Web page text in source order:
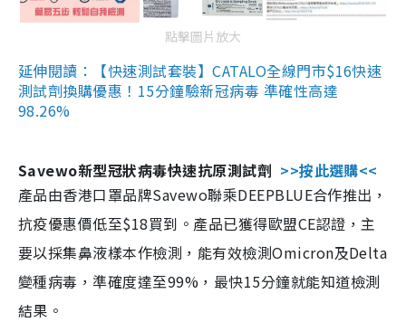
點擊圖片放大
延伸閱讀：【快速測試套裝】CATALO全線門市$16快速
測試劑換購優惠！15分鐘驗新冠病毒 準確性高達
98.26%
Savewo新型冠狀病毒快速抗原測試劑 >>按此選購<<
產品由香港口罩品牌Savewo聯乘DEEPBLUE合作推出，
抗疫優惠價低至$18買到。產品已獲得歐盟CE認證，主
要以採集鼻液樣本作檢測，能有效檢測Omicron及Delta
變種病毒，準確度達至99%，最快15分鐘就能知道檢測
結果。